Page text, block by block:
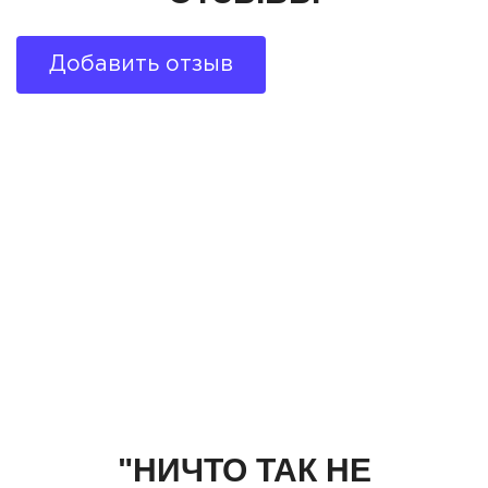
Добавить отзыв
"НИЧТО ТАК НЕ